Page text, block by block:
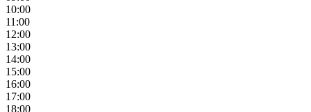
10:00
11:00
12:00
13:00
14:00
15:00
16:00
17:00
18:00